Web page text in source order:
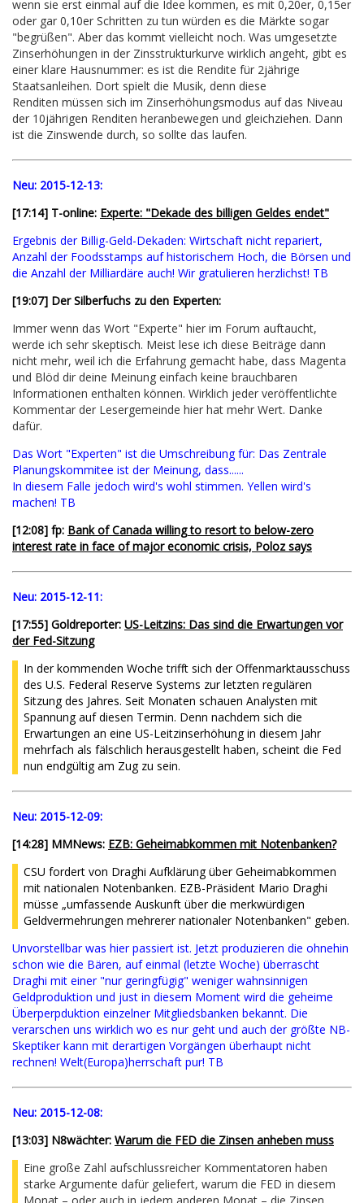
wenn sie erst einmal auf die Idee kommen, es mit 0,20er, 0,15er
oder gar 0,10er Schritten zu tun würden es die Märkte sogar
"begrüßen". Aber das kommt vielleicht noch. Was umgesetzte
Zinserhöhungen in der Zinsstrukturkurve wirklich angeht, gibt es
einer klare Hausnummer: es ist die Rendite für 2jährige
Staatsanleihen. Dort spielt die Musik, denn diese
Renditen müssen sich im Zinserhöhungsmodus auf das Niveau
der 10jährigen Renditen heranbewegen und gleichziehen. Dann
ist die Zinswende durch, so sollte das laufen.
Neu: 2015-12-13:
[17:14] T-online: Experte: "Dekade des billigen Geldes endet"
Ergebnis der Billig-Geld-Dekaden: Wirtschaft nicht repariert,
Anzahl der Foodsstamps auf historischem Hoch, die Börsen und
die Anzahl der Milliardäre auch! Wir gratulieren herzlichst! TB
[19:07] Der Silberfuchs zu den Experten:
Immer wenn das Wort "Experte" hier im Forum auftaucht,
werde ich sehr skeptisch. Meist lese ich diese Beiträge dann
nicht mehr, weil ich die Erfahrung gemacht habe, dass Magenta
und Blöd dir deine Meinung einfach keine brauchbaren
Informationen enthalten können. Wirklich jeder veröffentlichte
Kommentar der Lesergemeinde hier hat mehr Wert. Danke
dafür.
Das Wort "Experten" ist die Umschreibung für: Das Zentrale
Planungskommitee ist der Meinung, dass......
In diesem Falle jedoch wird's wohl stimmen. Yellen wird's
machen! TB
[12:08] fp: Bank of Canada willing to resort to below-zero
interest rate in face of major economic crisis, Poloz says
Neu: 2015-12-11:
[17:55] Goldreporter: US-Leitzins: Das sind die Erwartungen vor
der Fed-Sitzung
In der kommenden Woche trifft sich der Offenmarktausschuss
des U.S. Federal Reserve Systems zur letzten regulären
Sitzung des Jahres. Seit Monaten schauen Analysten mit
Spannung auf diesen Termin. Denn nachdem sich die
Erwartungen an eine US-Leitzinserhöhung in diesem Jahr
mehrfach als fälschlich herausgestellt haben, scheint die Fed
nun endgültig am Zug zu sein.
Neu: 2015-12-09:
[14:28] MMNews: EZB: Geheimabkommen mit Notenbanken?
CSU fordert von Draghi Aufklärung über Geheimabkommen
mit nationalen Notenbanken. EZB-Präsident Mario Draghi
müsse „umfassende Auskunft über die merkwürdigen
Geldvermehrungen mehrerer nationaler Notenbanken" geben.
Unvorstellbar was hier passiert ist. Jetzt produzieren die ohnehin
schon wie die Bären, auf einmal (letzte Woche) überrascht
Draghi mit einer "nur geringfügig" weniger wahnsinnigen
Geldproduktion und just in diesem Moment wird die geheime
Überperpduktion einzelner Mitgliedsbanken bekannt. Die
verarschen uns wirklich wo es nur geht und auch der größte NB-
Skeptiker kann mit derartigen Vorgängen überhaupt nicht
rechnen! Welt(Europa)herrschaft pur! TB
Neu: 2015-12-08:
[13:03] N8wächter: Warum die FED die Zinsen anheben muss
Eine große Zahl aufschlussreicher Kommentatoren haben
starke Argumente dafür geliefert, warum die FED in diesem